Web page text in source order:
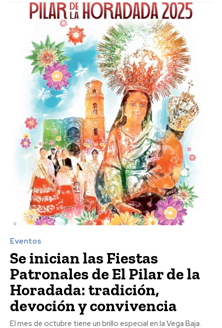
Eventos
Se inician las Fiestas
Patronales de El Pilar de la
Horadada: tradición,
devoción y convivencia
El mes de octubre tiene un brillo especial en la Vega Baja.